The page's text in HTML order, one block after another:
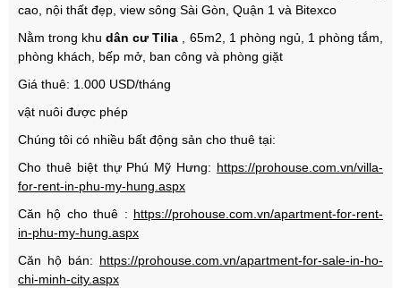
cao, nội thất đẹp, view sông Sài Gòn, Quận 1 và Bitexco
Nằm trong khudân cư Tilia , 65m2, 1 phòng ngủ, 1 phòng tắm,
phòng khách, bếp mở, ban công và phòng giặt
Giá thuê: 1.000 USD/tháng
vật nuôi được phép
Chúng tôi có nhiều bất động sản cho thuê tại:
Cho thuê biệt thự Phú Mỹ Hưng: https://prohouse.com.vn/villa-
for-rent-in-phu-my-hung.aspx
Căn hộ cho thuê : https://prohouse.com.vn/apartment-for-rent-
in-phu-my-hung.aspx
Căn hộ bán: https://prohouse.com.vn/apartment-for-sale-in-ho-
chi-minh-city.aspx